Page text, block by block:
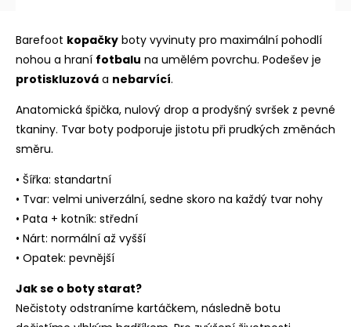
Barefoot kopačky boty vyvinuty pro maximální pohodlí
nohou a hraní fotbalu na umělém povrchu. Podešev je
protiskluzová a nebarvící.
Anatomická špička, nulový drop a prodyšný svršek z pevné
tkaniny. Tvar boty podporuje jistotu při prudkých změnách
směru.
• Šířka: standartní
• Tvar: velmi univerzální, sedne skoro na každý tvar nohy
• Pata + kotník: střední
• Nárt: normální až vyšší
• Opatek: pevnější
Jak se o boty starat?
Nečistoty odstraníme kartáčkem, následně botu